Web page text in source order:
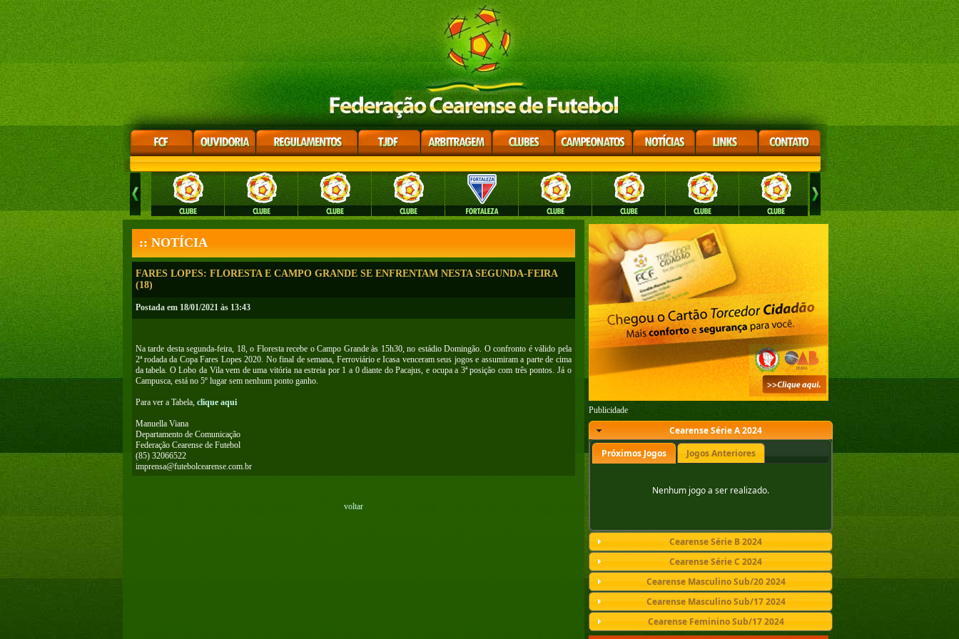
:: NOTÍCIA
FARES LOPES: FLORESTA E CAMPO GRANDE SE ENFRENTAM NESTA SEGUNDA-FEIRA
(18)
Postada em 18/01/2021 às 13:43
Na tarde desta segunda-feira, 18, o Floresta recebe o Campo Grande às 15h30, no estádio Domingão. O confronto é válido pela
2ª rodada da Copa Fares Lopes 2020. No final de semana, Ferroviário e Icasa venceram seus jogos e assumiram a parte de cima
da tabela. O Lobo da Vila vem de uma vitória na estreia por 1 a 0 diante do Pacajus, e ocupa a 3ª posição com três pontos. Já o
Campusca, está no 5º lugar sem nenhum ponto ganho.
Para ver a Tabela, clique aqui
Manuella Viana
Departamento de Comunicação
Federação Cearense de Futebol
(85) 32066522
imprensa@futebolcearense.com.br
voltar
Publicidade
Cearense Série A 2024
Próximos Jogos
Jogos Anteriores
Nenhum jogo a ser realizado.
Cearense Série B 2024
Cearense Série C 2024
Cearense Masculino Sub/20 2024
Cearense Masculino Sub/17 2024
Cearense Feminino Sub/17 2024